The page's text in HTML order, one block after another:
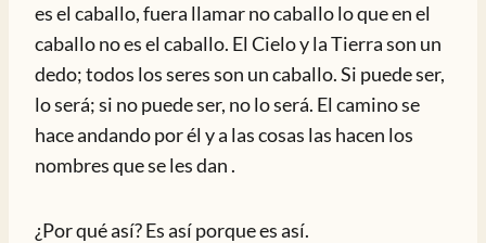
es el caballo, fuera llamar no caballo lo que en el
caballo no es el caballo. El Cielo y la Tierra son un
dedo; todos los seres son un caballo. Si puede ser,
lo será; si no puede ser, no lo será. El camino se
hace andando por él y a las cosas las hacen los
nombres que se les dan .
¿Por qué así? Es así porque es así.